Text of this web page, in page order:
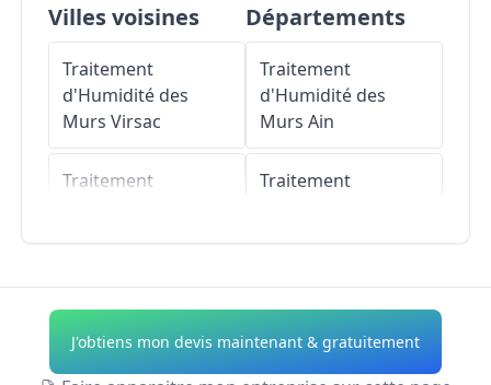
Villes voisines
Traitement
d'Humidité des
Murs Virsac
Traitement
Traitement
d'Humidité des
MursSaint-Gervais
Départements
Traitement
d'Humidité des
Murs Ain
Traitement
Traitement
d'Humidité des
Murs Allier
J'obtiens mon devis maintenant & gratuitement